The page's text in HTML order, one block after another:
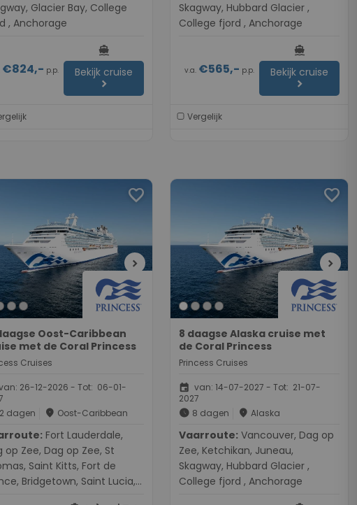
Glacier Bay, College
, Anchorage
€824,- p.p.
directions_boat
Bekijk cruise
chevron_right
Skagway, Hubbard Glacier ,
College fjord , Anchorage
v.a.€565,- p.p.
directions_boat
Bekijk cruise
chevron_right
Vergelijk
favorite
chevron_right
Oost-Caribbean
met de Coral Princess
Cruises
26-12-2026 - Tot: 06-01-
dagen place Oost-Caribbean
op Zee, Dag op Zee, St
Saint Kitts, Fort de
Bridgetown, Saint Lucia,
favorite
chevron_right
8 daagse Alaska cruise met
de Coral Princess
Princess Cruises
event van: 14-07-2027 - Tot: 21-07-
2027
schedule 8 dagen place Alaska
Vaarroute:
Zee, Ketchikan, Juneau,
Skagway, Hubbard Glacier ,
College fjord , Anchorage